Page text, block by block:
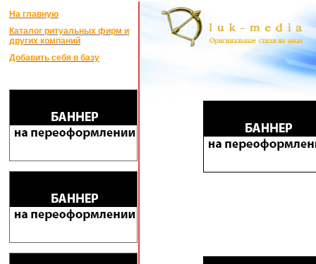
На главную
Каталог ритуальных фирм и
других компаний
Добавить себя в базу